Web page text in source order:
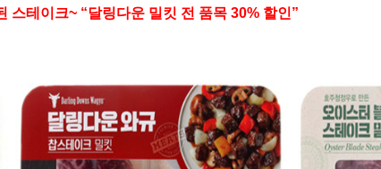
스테이크~ “달링다운 밀킷 전 품목 30% 할인”